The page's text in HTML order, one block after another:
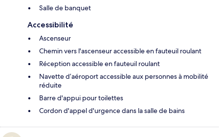
Salle de banquet
Accessibilité
Ascenseur
Chemin vers l'ascenseur accessible en fauteuil roulant
Réception accessible en fauteuil roulant
Navette d’aéroport accessible aux personnes à mobilité
réduite
Barre d'appui pour toilettes
Cordon d'appel d'urgence dans la salle de bains